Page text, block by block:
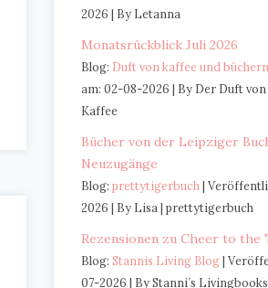
2026
By Letanna
Monatsrückblick Juli 2026
Blog: Duft von kaffee und büchern
am: 02-08-2026
By Der Duft
Kaffee
Bücher von der Leipziger
Neuzugänge
Blog: prettytigerbuch
2026
By Lisa | prettytigerbuch
Rezensionen zu Cheer to the
Blog: Stannis Living Blog
07-2026
By Stanni´s Livingbooks